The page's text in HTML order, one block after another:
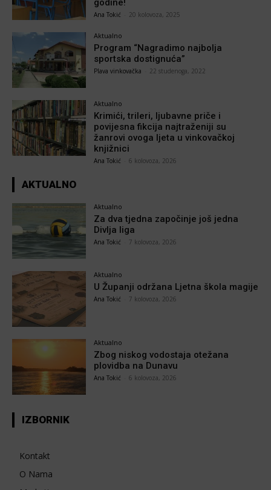
godine!
Ana Tokić 20 kolovoza, 2025
Aktualno
Program “Nagradimo najbolja
sportska dostignuća”
Plava vinkovačka 22 studenoga, 2022
Aktualno
Krimići, trileri, ljubavne priče i
povijesna fikcija najtraženiji su
žanrovi ovoga ljeta u vinkovačkoj
knjižnici
Ana Tokić 6 kolovoza, 2026
AKTUALNO
Aktualno
Za dva tjedna započinje još jedna
Divlja liga
Ana Tokić 7 kolovoza, 2026
Aktualno
U Županji održana Ljetna škola magije
Ana Tokić 7 kolovoza, 2026
Aktualno
Zbog niskog vodostaja otežana
plovidba na Dunavu
Ana Tokić 6 kolovoza, 2026
IZBORNIK
Kontakt
O Nama